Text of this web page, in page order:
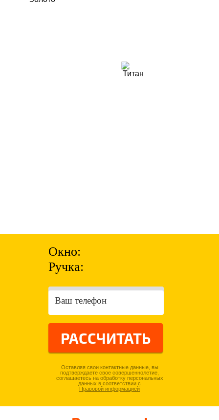
Окно:
Ручка:
РАССЧИТАТЬ
Оставляя свои контактные данные, вы
подтверждаете свое совершеннолетие,
соглашаетесь на обработку персональных
данных в соответствии с
Правовой информацией